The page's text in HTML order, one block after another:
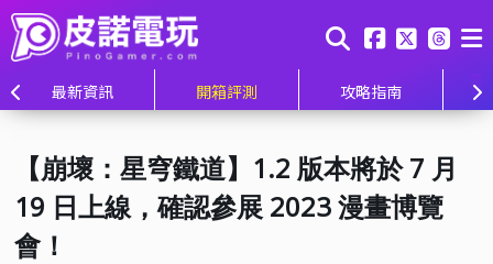
最新資訊 開箱評測 攻略指南
【崩壞：星穹鐵道】1.2 版本將於 7 月
19 日上線，確認參展 2023 漫畫博覽
會！